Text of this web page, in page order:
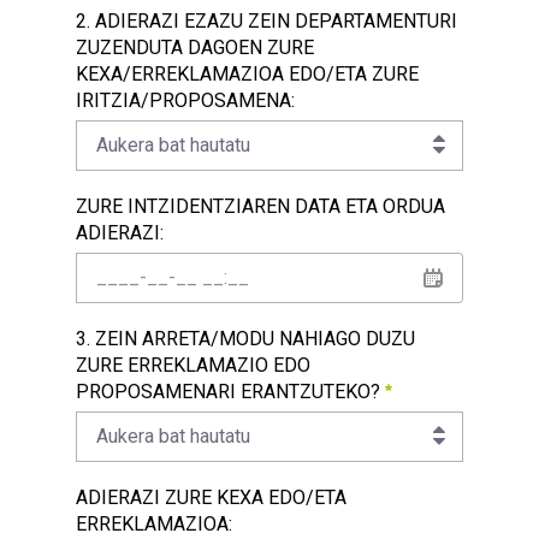
2. ADIERAZI EZAZU ZEIN DEPARTAMENTURI
ZUZENDUTA DAGOEN ZURE
KEXA/ERREKLAMAZIOA EDO/ETA ZURE
IRITZIA/PROPOSAMENA:
Aukera bat hautatu
ZURE INTZIDENTZIAREN DATA ETA ORDUA
ADIERAZI:
3. ZEIN ARRETA/MODU NAHIAGO DUZU
ZURE ERREKLAMAZIO EDO
PROPOSAMENARI ERANTZUTEKO?
Aukera bat hautatu
Beharrezkoa
ADIERAZI ZURE KEXA EDO/ETA
ERREKLAMAZIOA: